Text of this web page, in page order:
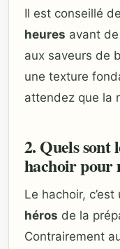
Il est conseillé
heures avant
aux saveurs de
une texture
attendez que la
2. Quels sont
hachoir pour
Le hachoir,
héros de la
Contrairement